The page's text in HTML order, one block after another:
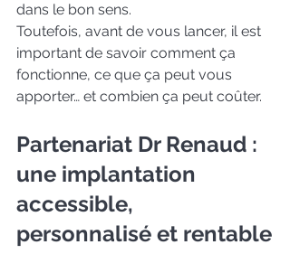
dans le bon sens.
Toutefois, avant de vous lancer, il est
important de savoir comment ça
fonctionne, ce que ça peut vous
apporter… et combien ça peut coûter.
Partenariat Dr Renaud :
une implantation
accessible,
personnalisé et rentable